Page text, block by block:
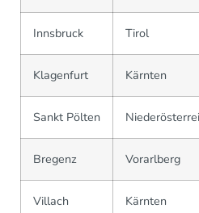
Innsbruck Tirol
Klagenfurt Kärnten
Sankt Pölten
Bregenz Vorarlberg
Villach Kärnten